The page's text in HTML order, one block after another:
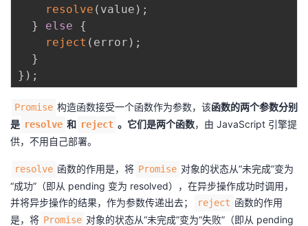
resolve ( value ) ;
}
else
{
reject ( error ) ;
}
} ) ;
Promise 构造函数接受一个函数作为参数，该函数的两个参数分别
是 resolve 和 reject 。它们是两个函数，由 JavaScript 引擎提
供，不用自己部署。
resolve 函数的作用是，将 Promise 对象的状态从“未完成”变为
“成功”（即从 pending 变为 resolved），在异步操作成功时调用，
并将异步操作的结果，作为参数传递出去；
reject 函数的作用
是，将 Promise 对象的状态从“未完成”变为“失败”（即从 pending